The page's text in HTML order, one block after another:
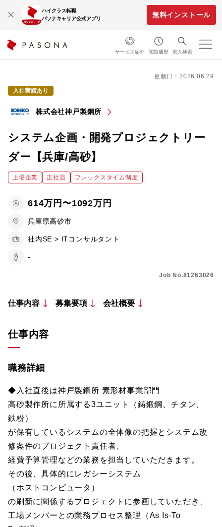
ハイクラス転職
パソナキャリア公式アプリ
無料インストール
サービス紹介 閲覧履歴 求人検索
更新日：2026.06.29
入社実績あり
株式会社神戸製鋼所
システム企画・開発プロジェクトリー
ダー【兵庫/高砂】
上場企業 正社員 フレックスタイム制度
614万円〜1092万円
兵庫県高砂市
社内SE > ITコンサルタント
-
Job No.81263026
仕事内容 募集要項 会社概要
仕事内容
職務詳細
◆入社直後は神戸製鋼所 素形材事業部門
高砂製作所に所属する3ユニット（鋳鍛鋼、チタン、
鉄粉）
が保有しているシステムの全体像の把握とシステム改
修案件のプロジェクト責任者、
経費予算管理などの業務を担当していただきます。
その後、具体的にレガシーシステム
（ホストコンピュータ）
の刷新に関係するプロジェクトに参画していただき、
工場メンバーとの業務プロセス整理（As Is-To